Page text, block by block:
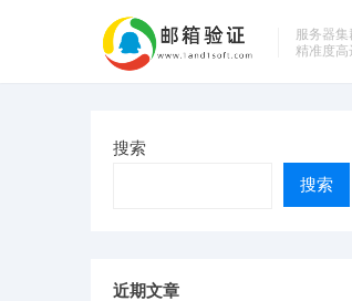
服务器集
精准度高
搜索
搜索
近期文章